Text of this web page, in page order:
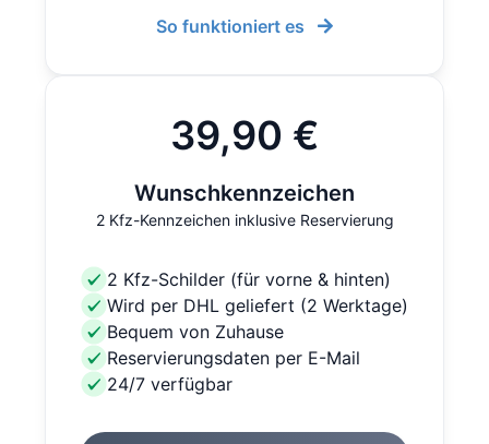
So funktioniert es
39,90 €
Wunschkennzeichen
2 Kfz-Kennzeichen inklusive Reservierung
2 Kfz-Schilder (für vorne & hinten)
Wird per DHL geliefert (2 Werktage)
Bequem von Zuhause
Reservierungsdaten per E-Mail
24/7 verfügbar